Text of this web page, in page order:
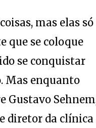
que se coloque
se conquistar
enquanto
Gustavo Sehnem,
diretor da clínica